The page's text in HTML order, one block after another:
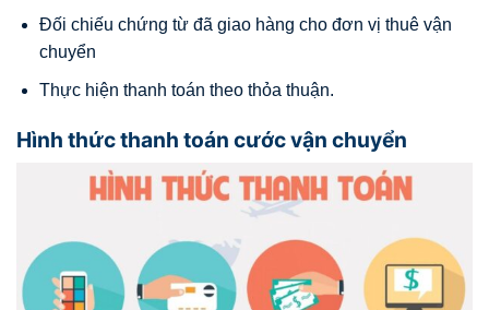
Đối chiếu chứng từ đã giao hàng cho đơn vị thuê vận
chuyển
Thực hiện thanh toán theo thỏa thuận.
Hình thức thanh toán cước vận chuyển